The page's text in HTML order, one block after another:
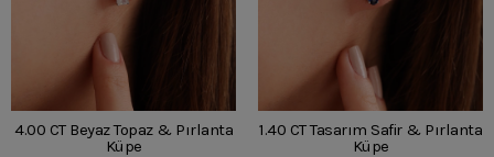
4.00 CT Beyaz Topaz & Pırlanta
Küpe
1.40 CT Tasarım Safir & Pırlanta
Küpe